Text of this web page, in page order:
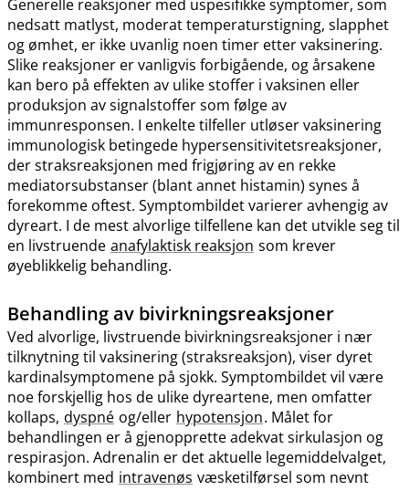
Generelle reaksjoner med uspesifikke symptomer, som
nedsatt matlyst, moderat temperaturstigning, slapphet
og ømhet, er ikke uvanlig noen timer etter vaksinering.
Slike reaksjoner er vanligvis forbigående, og årsakene
kan bero på effekten av ulike stoffer i vaksinen eller
produksjon av signalstoffer som følge av
immunresponsen. I enkelte tilfeller utløser vaksinering
immunologisk betingede hypersensitivitetsreaksjoner,
der straksreaksjonen med frigjøring av en rekke
mediatorsubstanser (blant annet histamin) synes å
forekomme oftest. Symptombildet varierer avhengig av
dyreart. I de mest alvorlige tilfellene kan det utvikle seg til
en livstruende anafylaktisk reaksjon som krever
øyeblikkelig behandling.
Behandling av bivirkningsreaksjoner
Ved alvorlige, livstruende bivirkningsreaksjoner i nær
tilknytning til vaksinering (straksreaksjon), viser dyret
kardinalsymptomene på sjokk. Symptombildet vil være
noe forskjellig hos de ulike dyreartene, men omfatter
kollaps, dyspné og​/​eller hypotensjon. Målet for
behandlingen er å gjenopprette adekvat sirkulasjon og
respirasjon. Adrenalin er det aktuelle legemiddelvalget,
kombinert med intravenøs væsketilførsel som nevnt